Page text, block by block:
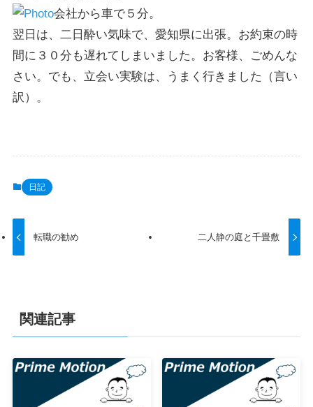
会社から車で５分。
翌日は、二日酔い気味で、愛知県に出張。お約束の時
間に３０分も遅れてしまいました。お客様、ごめんな
さい。でも、立会い実験は、うまく行きました（言い
訳）。
日記
転職の勧め 二人静の庭と千畳敷
関連記事